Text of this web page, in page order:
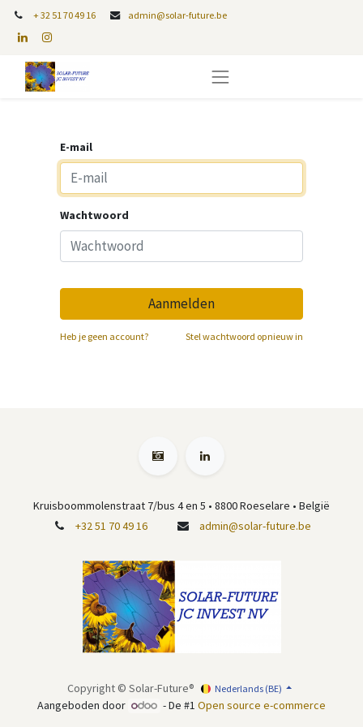
+32 51 70 49 16 admin@solar-future.be
E-mail
Wachtwoord
Aanmelden
Heb je geen account? Stel wachtwoord opnieuw in
Kruisboommolenstraat 7/bus 4 en 5 • 8800 Roeselare • België
+32 51 70 49 16
admin@solar-future.be
Copyright © Solar-Future® Nederlands (BE)
Aangeboden door - De #1Open source e-commerce